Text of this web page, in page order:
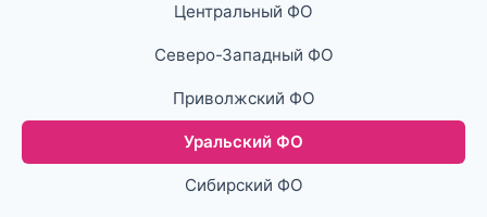
Центральный ФО
Северо-Западный ФО
Приволжский ФО
Уральский ФО
Сибирский ФО